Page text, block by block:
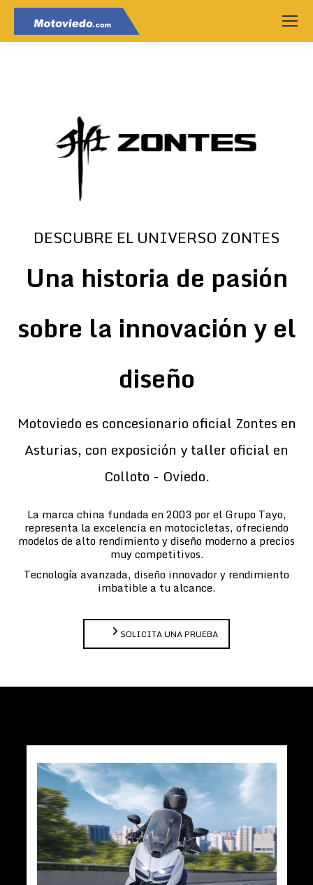
DESCUBRE EL UNIVERSO ZONTES
Una historia de pasión
sobre la innovación y el
diseño
Motoviedo es concesionario oficial Zontes en
Asturias, con exposición y taller oficial en
Colloto - Oviedo.
La marca china fundada en 2003 por el Grupo Tayo,
representa la excelencia en motocicletas, ofreciendo
modelos de alto rendimiento y diseño moderno a precios
muy competitivos.
Tecnología avanzada, diseño innovador y rendimiento
imbatible a tu alcance.
SOLICITA UNA PRUEBA